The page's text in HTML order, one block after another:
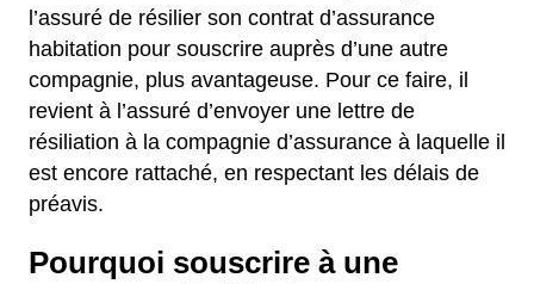
l’assuré de résilier son contrat d’assurance
habitation pour souscrire auprès d’une autre
compagnie, plus avantageuse. Pour ce faire, il
revient à l’assuré d’envoyer une lettre de
résiliation à la compagnie d’assurance à laquelle il
est encore rattaché, en respectant les délais de
préavis.
Pourquoi souscrire à une